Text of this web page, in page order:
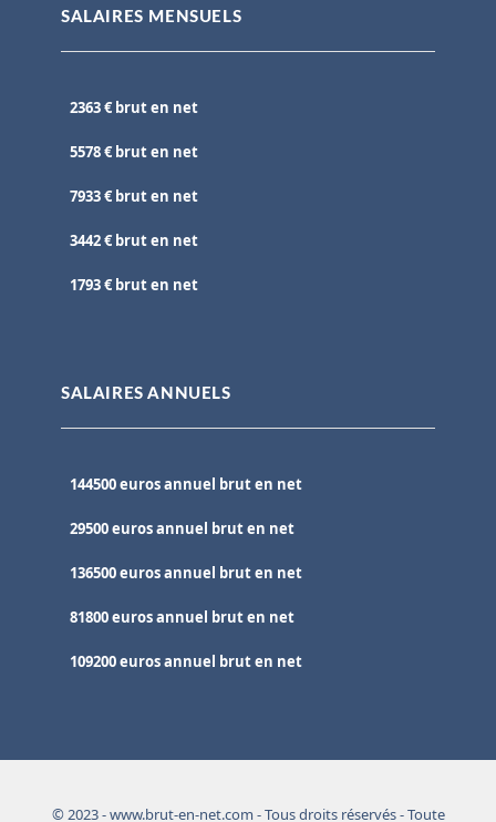
SALAIRES MENSUELS
2363 € brut en net
5578 € brut en net
7933 € brut en net
3442 € brut en net
1793 € brut en net
SALAIRES ANNUELS
144500 euros annuel brut en net
29500 euros annuel brut en net
136500 euros annuel brut en net
81800 euros annuel brut en net
109200 euros annuel brut en net
© 2023 - www.brut-en-net.com - Tous droits réservés - Toute